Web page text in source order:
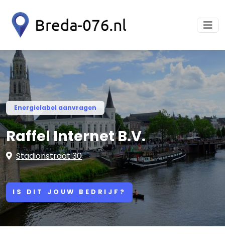
Energielabel aanvragen
Raffel Internet B.V.
Stadionstraat 30
IS DIT JOUW BEDRIJF?